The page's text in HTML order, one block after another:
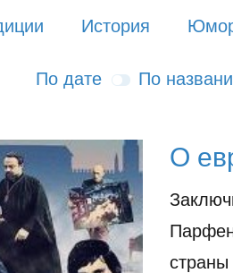
История
По дате По
О